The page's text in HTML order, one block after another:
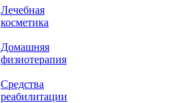
Лечебная
косметика
Домашняя
физиотерапия
Средства
реабилитации